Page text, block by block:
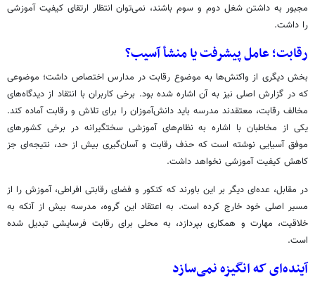
مجبور به داشتن شغل دوم و سوم باشند، نمی‌توان انتظار ارتقای کیفیت آموزشی
را داشت.
رقابت؛ عامل پیشرفت یا منشأ آسیب؟
بخش دیگری از واکنش‌ها به موضوع رقابت در مدارس اختصاص داشت؛ موضوعی
که در گزارش اصلی نیز به آن اشاره شده بود. برخی کاربران با انتقاد از دیدگاه‌های
مخالف رقابت، معتقدند مدرسه باید دانش‌آموزان را برای تلاش و رقابت آماده کند.
یکی از مخاطبان با اشاره به نظام‌های آموزشی سختگیرانه در برخی کشورهای
موفق آسیایی نوشته است که حذف رقابت و آسان‌گیری بیش از حد، نتیجه‌ای جز
کاهش کیفیت آموزشی نخواهد داشت.
در مقابل، عده‌ای دیگر بر این باورند که کنکور و فضای رقابتی افراطی، آموزش را از
مسیر اصلی خود خارج کرده است. به اعتقاد این گروه، مدرسه بیش از آنکه به
خلاقیت، مهارت و همکاری بپردازد، به محلی برای رقابت فرسایشی تبدیل شده
است.
آینده‌ای که انگیزه نمی‌سازد